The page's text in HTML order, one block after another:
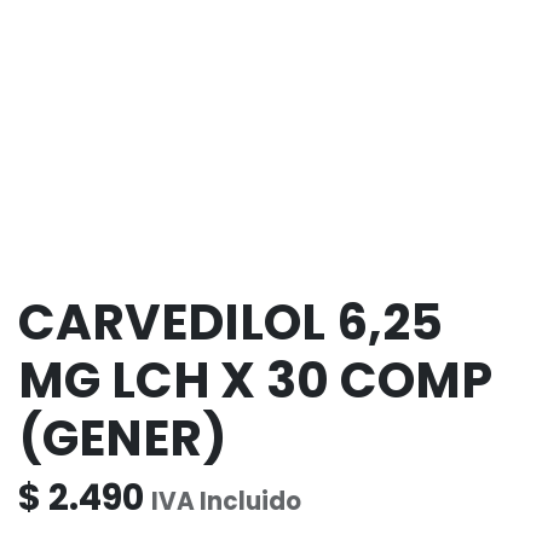
CARVEDILOL 6,25
MG LCH X 30 COMP
(GENER)
$ 2.490 IVA Incluido